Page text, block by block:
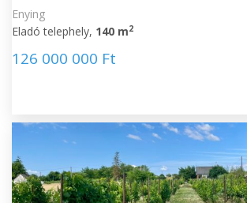
Enying
Eladó telephely, 140 m2
126 000 000 Ft